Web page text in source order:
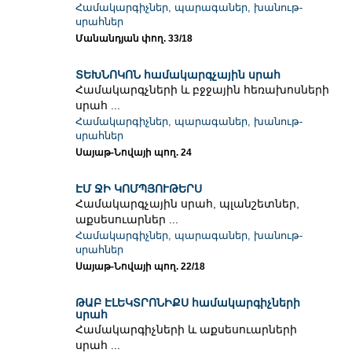
Համակարգիչներ, պարագաներ, խանութ-
սրահներ
Մանանդյան փող. 33/18
ՏԵԽՆՈԿՈՆ համակարգչային սրահ
Համակարգչների և բջջային հեռախոսների
սրահ ...
Համակարգիչներ, պարագաներ, խանութ-
սրահներ
Սայաթ-Նովայի պող. 24
ԷՄ ՋԻ ԿՈՄՊՅՈՒԹԵՐՍ
Համակարգչային սրահ, պլանշետներ,
աքսեսուարներ ...
Համակարգիչներ, պարագաներ, խանութ-
սրահներ
Սայաթ-Նովայի պող. 22/18
ԹԱԲ ԷԼԵԿՏՐՈՆԻՔՍ համակարգիչների
սրահ
Համակարգիչների և աքսեսուարների
սրահ ...